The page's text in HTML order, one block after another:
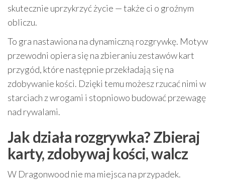
skutecznie uprzykrzyć życie — także ci o groźnym
obliczu.
To gra nastawiona na dynamiczną rozgrywkę. Motyw
przewodni opiera się na zbieraniu zestawów kart
przygód, które następnie przekładają się na
zdobywanie kości. Dzięki temu możesz rzucać nimi w
starciach z wrogami i stopniowo budować przewagę
nad rywalami.
Jak działa rozgrywka? Zbieraj
karty, zdobywaj kości, walcz
W Dragonwood nie ma miejsca na przypadek.